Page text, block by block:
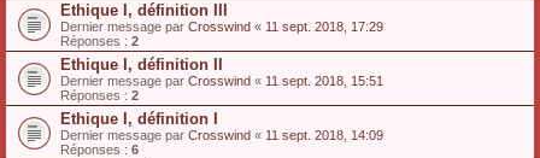
Ethique I, définition III
Dernier message par Crosswind « 11 sept. 2018, 17:29
Réponses : 2
Ethique I, définition II
Dernier message par Crosswind « 11 sept. 2018, 15:51
Réponses : 2
Ethique I, définition I
Dernier message par Crosswind « 11 sept. 2018, 14:09
Réponses : 6